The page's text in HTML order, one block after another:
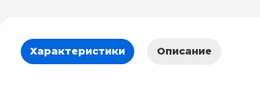
Характеристики Описание